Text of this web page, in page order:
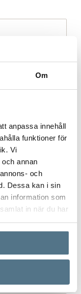
Om
anpassa innehåll
funktioner för
Vi
annan
och
Dessa kan i sin
information som
in när du har
*